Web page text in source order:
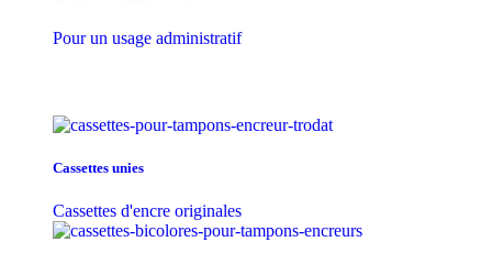
Pour un usage administratif
Cassettes unies
Cassettes d'encre originales